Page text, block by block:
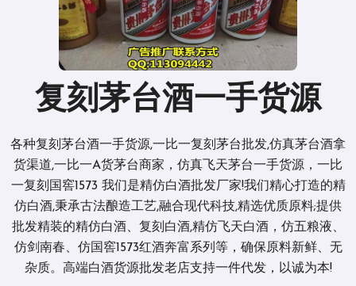
复刻茅台酒一手货源
各种复刻茅台酒一手货源,一比一复刻茅台批发,仿真茅台酒拿
货渠道,一比一A货茅台商家，仿真飞天茅台一手货源，一比
一复刻国窖1573 我们是精仿白酒批发厂家!我们精心打造的精
仿白酒,秉承古法酿造工艺,融合现代科技,精选优质原料;提供
批发精装的精仿白酒、复刻白酒,精仿飞天白酒，仿五粮液、
仿剑南春、仿国窖1573红酒奔富系列等，确保原料新鲜、无
杂质。高端白酒货源批发老店支持一件代发，以诚为本!